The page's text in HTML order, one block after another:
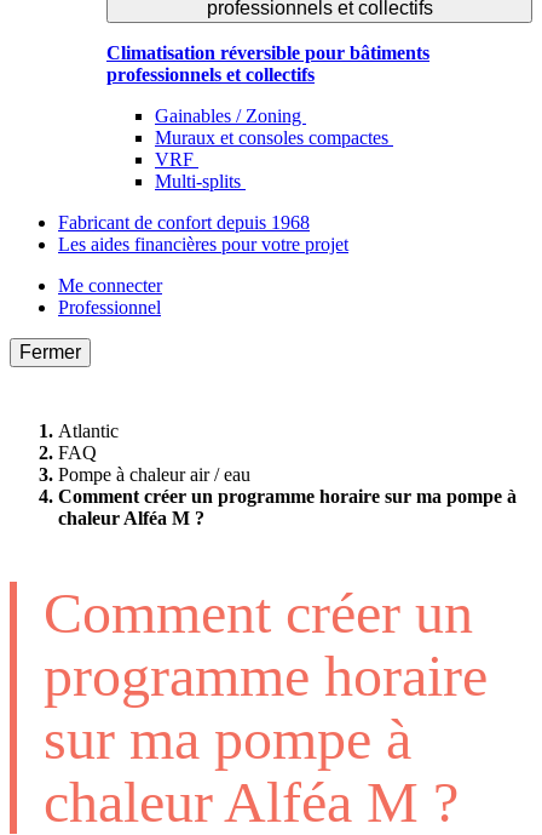
professionnels et collectifs
Climatisation réversible pour bâtiments
professionnels et collectifs
Gainables / Zoning
Muraux et consoles compactes
VRF
Multi-splits
Fabricant de confort depuis 1968
Les aides financières pour votre projet
Me connecter
Professionnel
Fermer
Atlantic
FAQ
Pompe à chaleur air / eau
Comment créer un programme horaire sur ma pompe à
chaleur Alféa M ?
Comment créer un
programme horaire
sur ma pompe à
chaleur Alféa M ?